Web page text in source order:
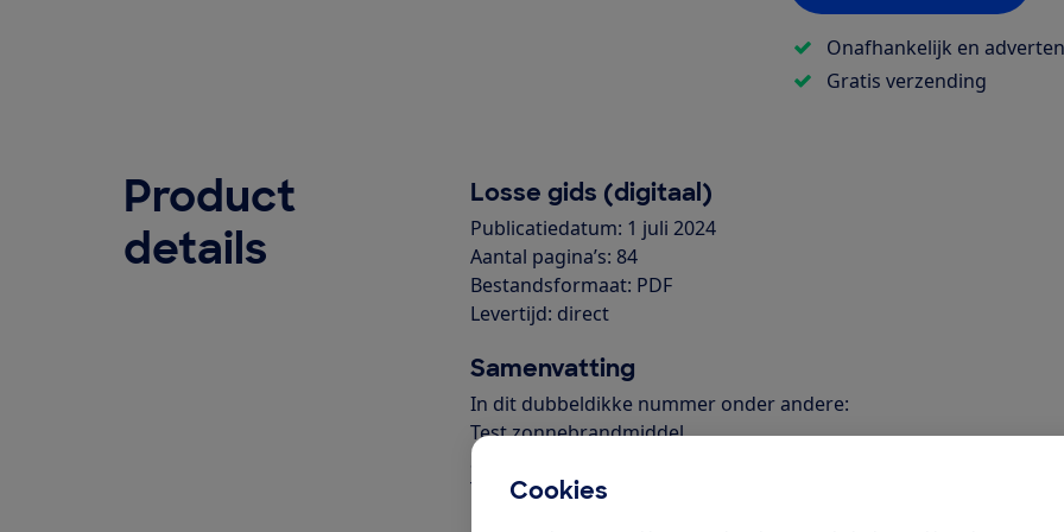
Cookies
Onafhankelijk en
Gratis verzending
Product
details
Losse gids (digitaal)
Publicatiedatum: 1 juli 2024
Aantal pagina’s: 84
Bestandsformaat: PDF
Levertijd: direct
Samenvatting
In dit dubbeldikke nummer onder andere:
Test zonnebrandmiddel
Sparen met meer rente
Test barbecues